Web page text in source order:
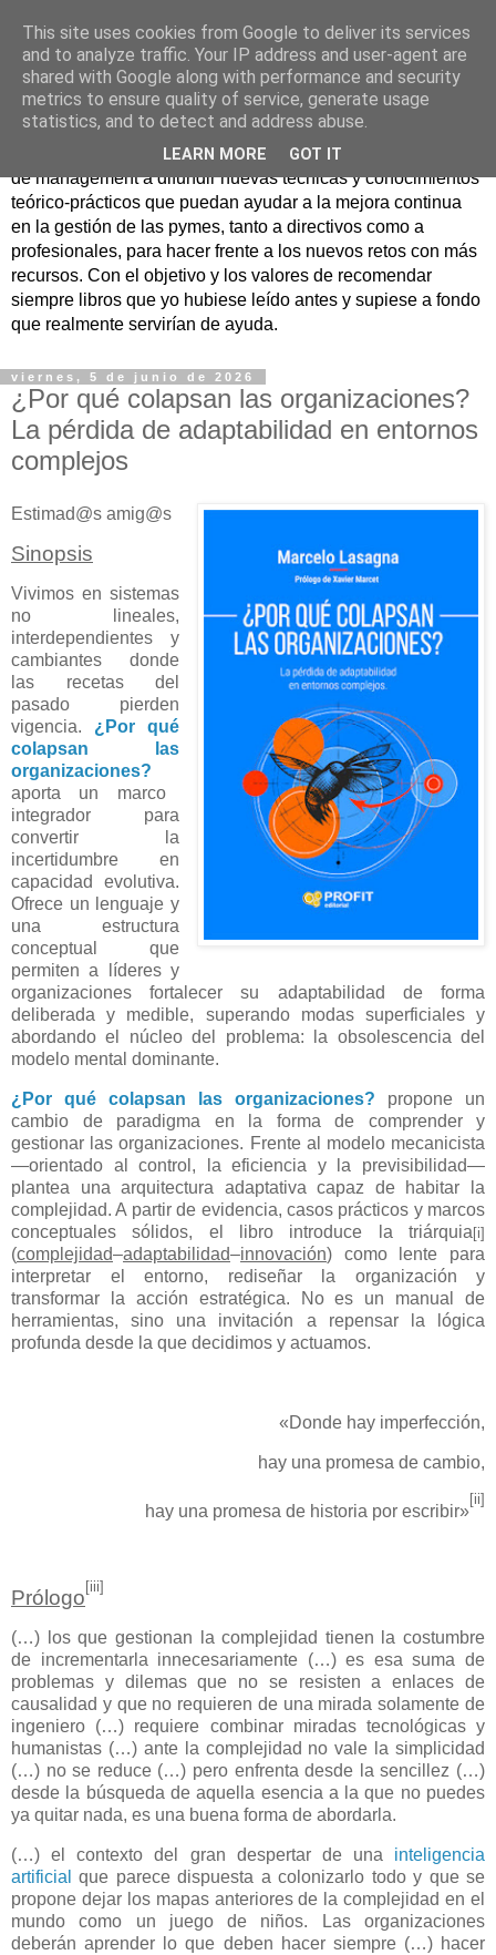
Nuevo Viernes - Nuevo
Libro
Nace con la misión de ayudar mediante la lectura de libros
de management a difundir nuevas técnicas y conocimientos
teórico-prácticos que puedan ayudar a la mejora continua
en la gestión de las pymes, tanto a directivos como a
profesionales, para hacer frente a los nuevos retos con más
recursos. Con el objetivo y los valores de recomendar
siempre libros que yo hubiese leído antes y supiese a fondo
que realmente servirían de ayuda.
viernes, 5 de junio de 2026
¿Por qué colapsan las organizaciones?
La pérdida de adaptabilidad en entornos
complejos
Estimad@s amig@s
Sinopsis
Vivimos en sistemas
no lineales,
interdependientes y
cambiantes donde
las recetas del
pasado pierden
vigencia. ¿Por qué
colapsan las
organizaciones?
aporta un marco
integrador para
convertir la
incertidumbre en
capacidad evolutiva.
Ofrece un lenguaje y
una estructura
conceptual que
permiten a líderes y
organizaciones fortalecer su adaptabilidad de forma
deliberada y medible, superando modas superficiales y
abordando el núcleo del problema: la obsolescencia del
modelo mental dominante.
¿Por qué colapsan las organizaciones? propone un
cambio de paradigma en la forma de comprender y
gestionar las organizaciones. Frente al modelo mecanicista
—orientado al control, la eficiencia y la previsibilidad—
plantea una arquitectura adaptativa capaz de habitar la
complejidad. A partir de evidencia, casos prácticos y marcos
conceptuales sólidos, el libro introduce la triárquia [i]
(complejidad–adaptabilidad–innovación) como lente para
interpretar el entorno, rediseñar la organización y
transformar la acción estratégica. No es un manual de
herramientas, sino una invitación a repensar la lógica
profunda desde la que decidimos y actuamos.
«Donde hay imperfección,
hay una promesa de cambio,
hay una promesa de historia por escribir»
[ii]
Prólogo [iii]
(…) los que gestionan la complejidad tienen la costumbre
de incrementarla innecesariamente (…) es esa suma de
problemas y dilemas que no se resisten a enlaces de
causalidad y que no requieren de una mirada solamente de
ingeniero (…) requiere combinar miradas tecnológicas y
humanistas (…) ante la complejidad no vale la simplicidad
(…) no se reduce (…) pero enfrenta desde la sencillez (…)
desde la búsqueda de aquella esencia a la que no puedes
ya quitar nada, es una buena forma de abordarla.
(…) el contexto del gran despertar de una inteligencia
artificial
que parece dispuesta a colonizarlo todo y que se
propone dejar los mapas anteriores de la complejidad en el
mundo como un juego de niños. Las organizaciones
deberán aprender lo que deben hacer siempre (…) hacer
This site uses cookies from Google to deliver its services
and to analyze traffic. Your IP address and user-agent are
shared with Google along with performance and security
metrics to ensure quality of service, generate usage
statistics, and to detect and address abuse.
LEARN MORE GOT IT